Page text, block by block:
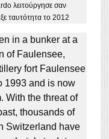
λειτούργησε σαν
ταυτότητα το 2012